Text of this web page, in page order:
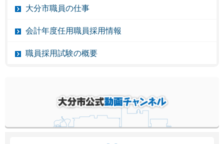
大分市職員の仕事
会計年度任用職員採用情報
職員採用試験の概要